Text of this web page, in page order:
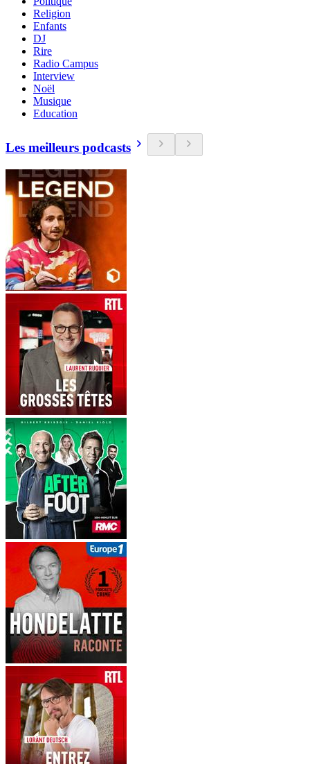
Religion
Enfants
DJ
Rire
Radio Campus
Interview
Noël
Musique
Education
Les meilleurs podcasts